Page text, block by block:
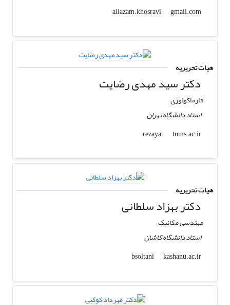
aliazam.khosravi
gmail.com
هیات تحریریه
دکتر سید مهدی رضایت
فارماکولوژی
استاد دانشگاه تهران
rezayat
tums.ac.ir
هیات تحریریه
دکتر بهزاد سلطانی
مهندسی مکانیک
استاد دانشگاه کاشان
bsoltani
kashanu.ac.ir